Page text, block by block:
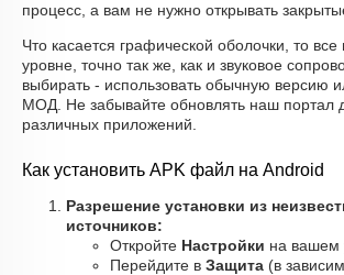
процесс, а вам не нужно открывать
Что касается графической оболочки, то
уровне, точно так же, как и звуковое
выбирать - использовать обычную версию
МОД. Не забывайте обновлять наш портал
различных приложений.
Как установить APK файл на Android
Разрешение установки из
источников:
Откройте Настройки на вашем
Перейдите в Защита (в